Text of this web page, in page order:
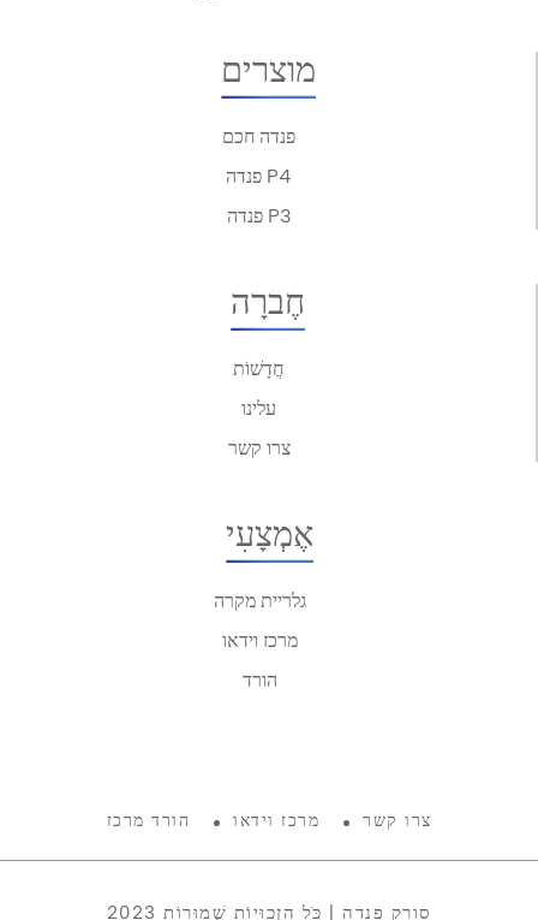
מוצרים
פנדה חכם
פנדה P4
פנדה P3
חֶברָה
חֲדָשׁוֹת
עלינו
צרו קשר
אֶמְצָעִי
גלריית מקרה
מרכז וידאו
הורד
הורד מרכז מרכז וידאו צרו קשר
2023 סורק פנדה | כֹּל הַזְכוּיוֹת שְׁמוּרוֹת